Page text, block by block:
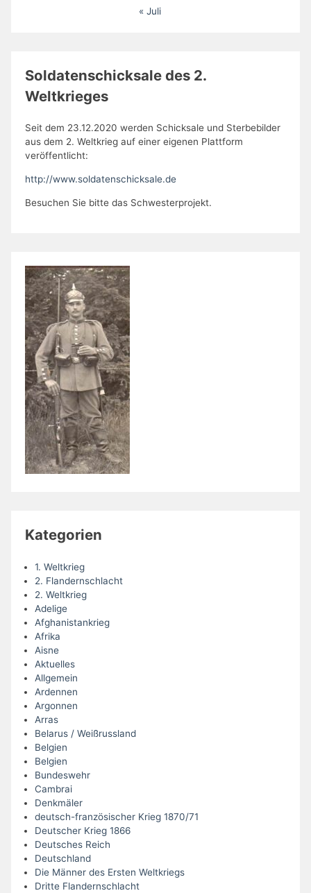
« Juli
Soldatenschicksale des 2.
Weltkrieges
Seit dem 23.12.2020 werden Schicksale und Sterbebilder
aus dem 2. Weltkrieg auf einer eigenen Plattform
veröffentlicht:
http://www.soldatenschicksale.de
Besuchen Sie bitte das Schwesterprojekt.
Kategorien
1. Weltkrieg
2. Flandernschlacht
2. Weltkrieg
Adelige
Afghanistankrieg
Afrika
Aisne
Aktuelles
Allgemein
Ardennen
Argonnen
Arras
Belarus / Weißrussland
Belgien
Belgien
Bundeswehr
Cambrai
Denkmäler
deutsch-französischer Krieg 1870/71
Deutscher Krieg 1866
Deutsches Reich
Deutschland
Die Männer des Ersten Weltkriegs
Dritte Flandernschlacht